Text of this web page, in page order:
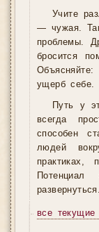
Учите
— чужая.
проблемы.
бросится
ущерб себе.
Путь у
всегда
способен
людей
практиках,
развернуться.
все текущие